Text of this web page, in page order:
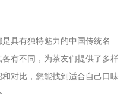
具有独特魅力的中国传统名
有不同，为茶友们提供了多样
对比，您能找到适合自己口味